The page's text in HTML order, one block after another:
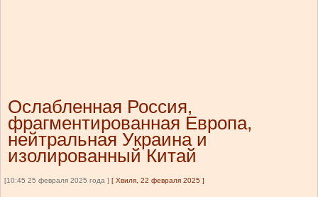
Ослабленная Россия,
фрагментированная Европа,
нейтральная Украина и
изолированный Китай
[10:45 25 февраля 2025 года ] [ Хвиля, 22 февраля 2025 ]